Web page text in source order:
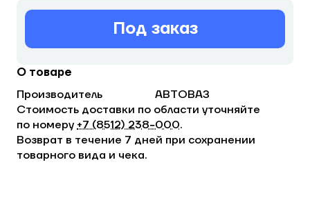
Под заказ
О товаре
Производитель
АВТОВАЗ
Стоимость доставки по области уточняйте
по номеру +7 (8512) 238−000.
Возврат в течение 7 дней при сохранении
товарного вида и чека.